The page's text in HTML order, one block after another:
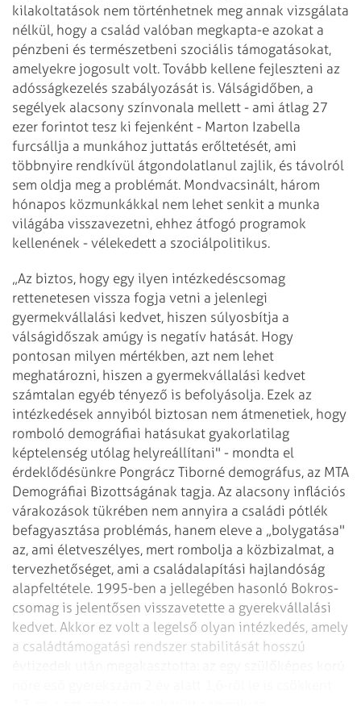
kilakoltatások nem történhetnek meg annak vizsgálata
nélkül, hogy a család valóban megkapta-e azokat a
pénzbeni és természetbeni szociális támogatásokat,
amelyekre jogosult volt. Tovább kellene fejleszteni az
adósságkezelés szabályozását is. Válságidőben, a
segélyek alacsony színvonala mellett - ami átlag 27
ezer forintot tesz ki fejenként - Marton Izabella
furcsállja a munkához juttatás erőltetését, ami
többnyire rendkívül átgondolatlanul zajlik, és távolról
sem oldja meg a problémát. Mondvacsinált, három
hónapos közmunkákkal nem lehet senkit a munka
világába visszavezetni, ehhez átfogó programok
kellenének - vélekedett a szociálpolitikus.
„Az biztos, hogy egy ilyen intézkedéscsomag
rettenetesen vissza fogja vetni a jelenlegi
gyermekvállalási kedvet, hiszen súlyosbítja a
válságidőszak amúgy is negatív hatását. Hogy
pontosan milyen mértékben, azt nem lehet
meghatározni, hiszen a gyermekvállalási kedvet
számtalan egyéb tényező is befolyásolja. Ezek az
intézkedések annyiból biztosan nem átmenetiek, hogy
romboló demográfiai hatásukat gyakorlatilag
képtelenség utólag helyreállítani" - mondta el
érdeklődésünkre Pongrácz Tiborné demográfus, az MTA
Demográfiai Bizottságának tagja. Az alacsony inflációs
várakozások tükrében nem annyira a családi pótlék
befagyasztása problémás, hanem eleve a „bolygatása"
az, ami életveszélyes, mert rombolja a közbizalmat, a
tervezhetőséget, ami a családalapítási hajlandóság
alapfeltétele. 1995-ben a jellegében hasonló Bokros-
csomag is jelentősen visszavetette a gyerekvállalási
kedvet. Akkor ez volt a legelső olyan intézkedés, amely
a családtámogatási rendszer stabilitását hosszú